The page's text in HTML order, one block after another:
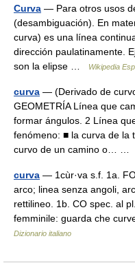
Curva — Para otros usos
(desambiguación). En
curva) es una línea
dirección paulatinamente.
son la elipse …
Wikipedia
curva — (Derivado de
GEOMETRÍA Línea que
formar ángulos. 2 Línea
fenómeno: ■ la curva de la
curvo de un camino o… …
curva — 1cùr·va s.f. 1a.
arco; linea senza angoli,
rettilineo. 1b. CO spec. al
femminile: guarda che
Dizionario italiano